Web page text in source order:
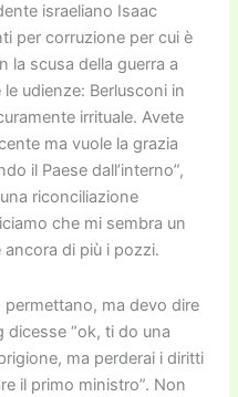
israeliano Isaac
per corruzione per cui è
la scusa della guerra a
udienze: Berlusconi in
irrituale. Avete
ma vuole la grazia
il Paese dall’interno”,
riconciliazione
che mi sembra un
di più i pozzi.
permettano, ma devo dire
dicesse “ok, ti do una
ma perderai i diritti
il primo ministro”. Non